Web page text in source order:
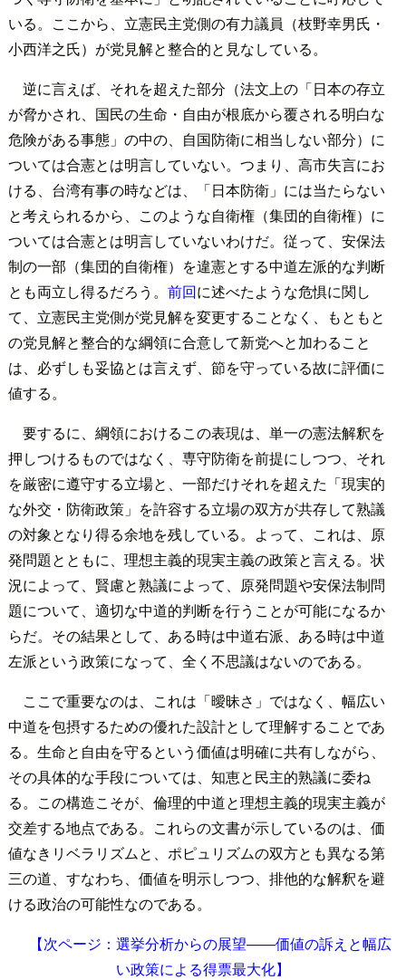
いる。ここから、立憲民主党側の有力議員（枝野幸男氏・
小西洋之氏）が党見解と整合的と見なしている。
逆に言えば、それを超えた部分（法文上の「日本の存立
が脅かされ、国民の生命・自由が根底から覆される明白な
危険がある事態」の中の、自国防衛に相当しない部分）に
ついては合憲とは明言していない。つまり、高市失言にお
ける、台湾有事の時などは、「日本防衛」には当たらない
と考えられるから、このような自衛権（集団的自衛権）に
ついては合憲とは明言していないわけだ。従って、安保法
制の一部（集団的自衛権）を違憲とする中道左派的な判断
とも両立し得るだろう。 前回に述べたような危惧に関し
て、立憲民主党側が党見解を変更することなく、もともと
の党見解と整合的な綱領に合意して新党へと加わること
は、必ずしも妥協とは言えず、節を守っている故に評価に
値する。
要するに、綱領におけるこの表現は、単一の憲法解釈を
押しつけるものではなく、専守防衛を前提にしつつ、それ
を厳密に遵守する立場と、一部だけそれを超えた「現実的
な外交・防衛政策」を許容する立場の双方が共存して熟議
の対象となり得る余地を残している。よって、これは、原
発問題とともに、理想主義的現実主義の政策と言える。状
況によって、賢慮と熟議によって、原発問題や安保法制問
題について、適切な中道的判断を行うことが可能になるか
らだ。その結果として、ある時は中道右派、ある時は中道
左派という政策になって、全く不思議はないのである。
ここで重要なのは、これは「曖昧さ」ではなく、幅広い
中道を包摂するための優れた設計として理解することであ
る。生命と自由を守るという価値は明確に共有しながら、
その具体的な手段については、知恵と民主的熟議に委ね
る。この構造こそが、倫理的中道と理想主義的現実主義が
交差する地点である。これらの文書が示しているのは、価
値なきリベラリズムと、ポピュリズムの双方とも異なる第
三の道、すなわち、価値を明示しつつ、排他的な解釈を避
ける政治の可能性なのである。
【次ページ：選挙分析からの展望――価値の訴えと幅広
い政策による得票最大化】